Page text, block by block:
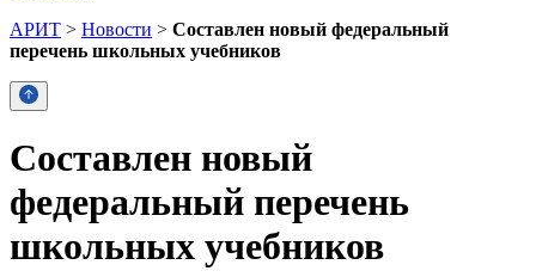
АРИТ > Новости > Составлен новый федеральный
перечень школьных учебников
Составлен новый
федеральный перечень
школьных учебников